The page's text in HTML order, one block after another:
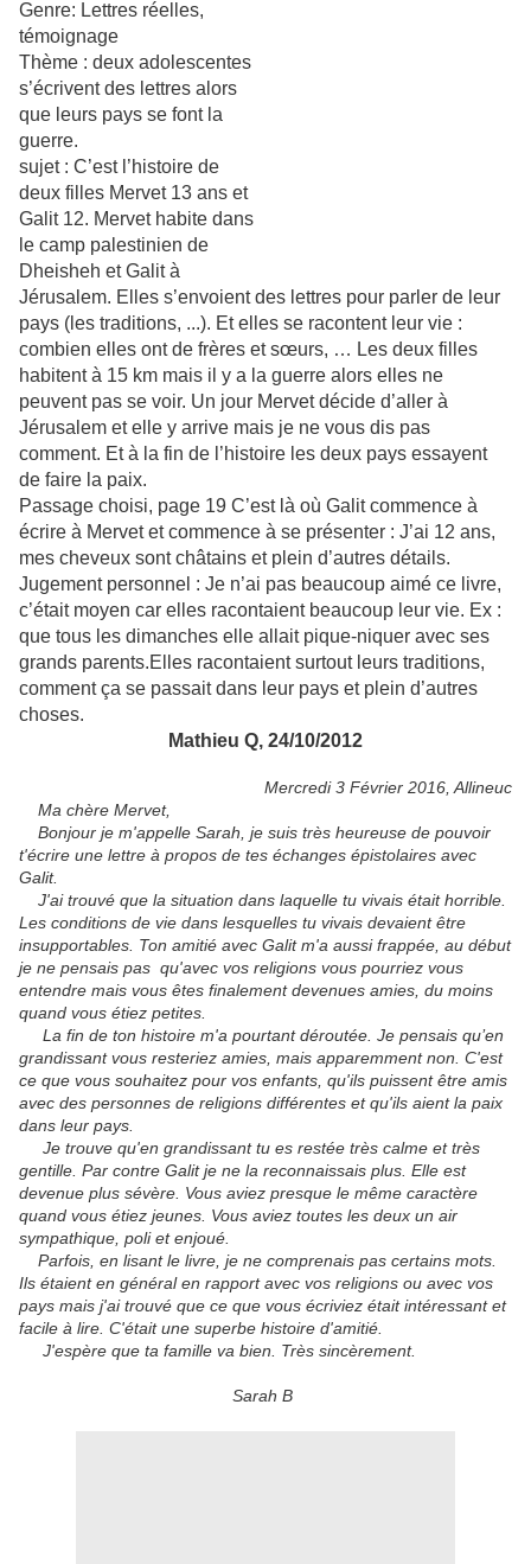
Genre: Lettres réelles,
témoignage
Thème : deux adolescentes
s’écrivent des lettres alors
que leurs pays se font la
guerre.
sujet : C’est l’histoire de
deux filles Mervet 13 ans et
Galit 12. Mervet habite dans
le camp palestinien de
Dheisheh et Galit à
Jérusalem. Elles s’envoient des lettres pour parler de leur
pays (les traditions, ...). Et elles se racontent leur vie :
combien elles ont de frères et sœurs, … Les deux filles
habitent à 15 km mais il y a la guerre alors elles ne
peuvent pas se voir. Un jour Mervet décide d’aller à
Jérusalem et elle y arrive mais je ne vous dis pas
comment. Et à la fin de l’histoire les deux pays essayent
de faire la paix.
Passage choisi, page 19 C’est là où Galit commence à
écrire à Mervet et commence à se présenter : J’ai 12 ans,
mes cheveux sont châtains et plein d’autres détails.
Jugement personnel : Je n’ai pas beaucoup aimé ce livre,
c’était moyen car elles racontaient beaucoup leur vie. Ex :
que tous les dimanches elle allait pique-niquer avec ses
grands parents.Elles racontaient surtout leurs traditions,
comment ça se passait dans leur pays et plein d’autres
choses.
Mathieu Q, 24/10/2012
Mercredi 3 Février 2016, Allineuc
Ma chère Mervet,
Bonjour je m'appelle Sarah, je suis très heureuse de pouvoir
t'écrire une lettre à propos de tes échanges épistolaires avec
Galit.
J'ai trouvé que la situation dans laquelle tu vivais était horrible.
Les conditions de vie dans lesquelles tu vivais devaient être
insupportables. Ton amitié avec Galit m'a aussi frappée, au début
je ne pensais pas qu'avec vos religions vous pourriez vous
entendre mais vous êtes finalement devenues amies, du moins
quand vous étiez petites.
La fin de ton histoire m'a pourtant déroutée. Je pensais qu’en
grandissant vous resteriez amies, mais apparemment non. C'est
ce que vous souhaitez pour vos enfants, qu'ils puissent être amis
avec des personnes de religions différentes et qu'ils aient la paix
dans leur pays.
Je trouve qu'en grandissant tu es restée très calme et très
gentille. Par contre Galit je ne la reconnaissais plus. Elle est
devenue plus sévère. Vous aviez presque le même caractère
quand vous étiez jeunes. Vous aviez toutes les deux un air
sympathique, poli et enjoué.
Parfois, en lisant le livre, je ne comprenais pas certains mots.
Ils étaient en général en rapport avec vos religions ou avec vos
pays mais j'ai trouvé que ce que vous écriviez était intéressant et
facile à lire. C'était une superbe histoire d'amitié.
J'espère que ta famille va bien. Très sincèrement.
Sarah B